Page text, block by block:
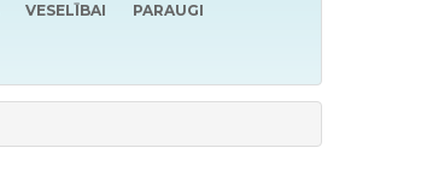
VESELĪBAI PARAUGI